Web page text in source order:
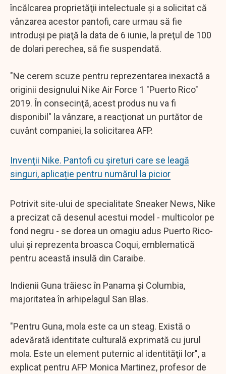
încălcarea proprietăţii intelectuale şi a solicitat că
vânzarea acestor pantofi, care urmau să fie
introduşi pe piaţă la data de 6 iunie, la preţul de 100
de dolari perechea, să fie suspendată.
"Ne cerem scuze pentru reprezentarea inexactă a
originii designului Nike Air Force 1 "Puerto Rico"
2019. În consecinţă, acest produs nu va fi
disponibil" la vânzare, a reacţionat un purtător de
cuvânt companiei, la solicitarea AFP.
Invenții Nike. Pantofi cu șireturi care se leagă
singuri, aplicație pentru numărul la picior
Potrivit site-ului de specialitate Sneaker News, Nike
a precizat că desenul acestui model - multicolor pe
fond negru - se dorea un omagiu adus Puerto Rico-
ului şi reprezenta broasca Coqui, emblematică
pentru această insulă din Caraibe.
Indienii Guna trăiesc în Panama şi Columbia,
majoritatea în arhipelagul San Blas.
"Pentru Guna, mola este ca un steag. Există o
adevărată identitate culturală exprimată cu jurul
mola. Este un element puternic al identităţii lor", a
explicat pentru AFP Monica Martinez, profesor de